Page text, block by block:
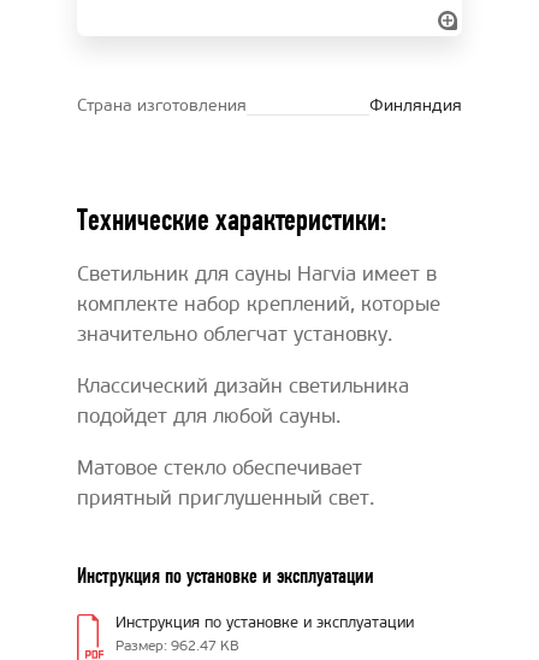
Страна изготовления Финляндия
Технические характеристики:
Светильник для сауны Harvia имеет в
комплекте набор креплений, которые
значительно облегчат установку.
Классический дизайн светильника
подойдет для любой сауны.
Матовое стекло обеспечивает
приятный приглушенный свет.
Инструкция по установке и эксплуатации
Инструкция по установке и эксплуатации
Размер: 962.47 KB